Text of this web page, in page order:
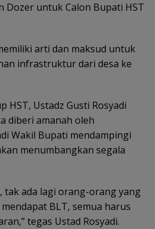
Dozer untuk Calon Bupati HST
arti dan maksud untuk
infrastruktur dari desa ke
HST, Ustadz Gusti Rosyadi
diberi amanah oleh
Wakil Bupati mendampingi
menumbangkan segala
tak ada lagi orang-orang yang
BLT, semua harus
tegas Ustad Rosyadi.